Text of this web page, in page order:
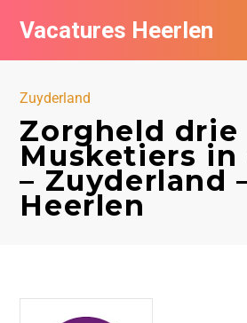
Vacatures Heerlen
Zuyderland
Zorgheld drie
Musketiers in
– Zuyderland
Heerlen
Vacatures per bedrijf in Heerlen
De populairste vacatures in Heerlen